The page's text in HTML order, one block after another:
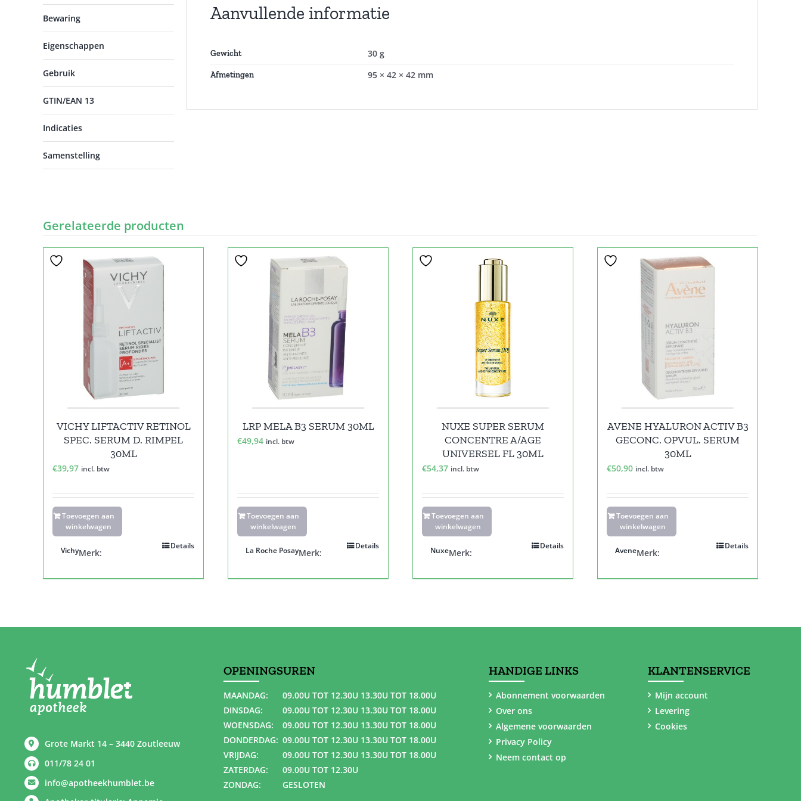
Bewaring
Eigenschappen
Gebruik
GTIN/EAN 13
Indicaties
Samenstelling
Aanvullende informatie
Gewicht 30 g
Afmetingen 95 × 42 × 42 mm
Gerelateerde producten
VICHY LIFTACTIV RETINOL
SPEC. SERUM D. RIMPEL
30ML
€39,97 incl. btw
Toevoegen aan
winkelwagen
Details
Merk:
Vichy
LRP MELA B3 SERUM 30ML
€49,94 incl. btw
Toevoegen aan
winkelwagen
Details
Merk:
La Roche Posay
NUXE SUPER SERUM
CONCENTRE A/AGE
UNIVERSEL FL 30ML
€54,37 incl. btw
Toevoegen aan
winkelwagen
Details
Merk:
Nuxe
AVENE HYALURON ACTIV B3
GECONC. OPVUL. SERUM
30ML
€50,90 incl. btw
Toevoegen aan
winkelwagen
Details
Merk:
Avene
Grote Markt 14 – 3440 Zoutleeuw
011/78 24 01
info@apotheekhumblet.be
OPENINGSUREN
MAANDAG:
09.00U TOT 12.30U 13.30U TOT 18.00U
DINSDAG:
09.00U TOT 12.30U 13.30U TOT 18.00U
WOENSDAG:
09.00U TOT 12.30U 13.30U TOT 18.00U
DONDERDAG: 09.00U TOT 12.30U 13.30U TOT 18.00U
VRIJDAG:
09.00U TOT 12.30U 13.30U TOT 18.00U
ZATERDAG:
09.00U TOT 12.30U
ZONDAG:
GESLOTEN
HANDIGE LINKS
Abonnement voorwaarden
Over ons
Algemene voorwaarden
Privacy Policy
Neem contact op
KLANTENSERVICE
Mijn account
Levering
Cookies